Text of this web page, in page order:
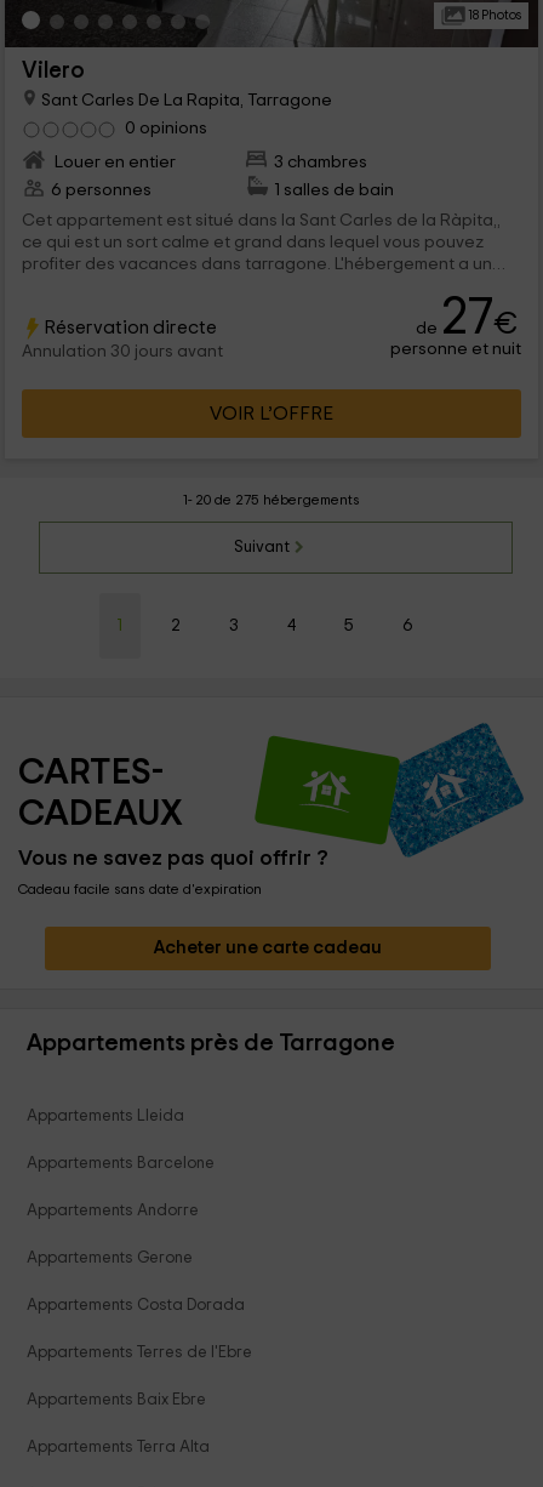
18 Photos
Vilero
Sant Carles De La Rapita, Tarragone
0 opinions
Louer en entier
3 chambres
6 personnes
1 salles de bain
Cet appartement est situé dans la Sant Carles de la Ràpita,,
ce qui est un sort calme et grand dans lequel vous pouvez
profiter des vacances dans tarragone. L'hébergement a un
d'éléments dans leurs séjours qui garantiront le confort.
Réservation directe
Annulation 30 jours avant
de 27€
personne et nuit
VOIR L’OFFRE
1- 20 de 275 hébergements
Suivant
2 3 4 5 6
CARTES-
CADEAUX
Vous ne savez pas quoi offrir ?
Cadeau facile sans date d'expiration
Acheter une carte cadeau
Appartements près de Tarragone
Appartements Lleida
Appartements Barcelone
Appartements Andorre
Appartements Gerone
Appartements Costa Dorada
Appartements Terres de l'Ebre
Appartements Baix Ebre
Appartements Terra Alta